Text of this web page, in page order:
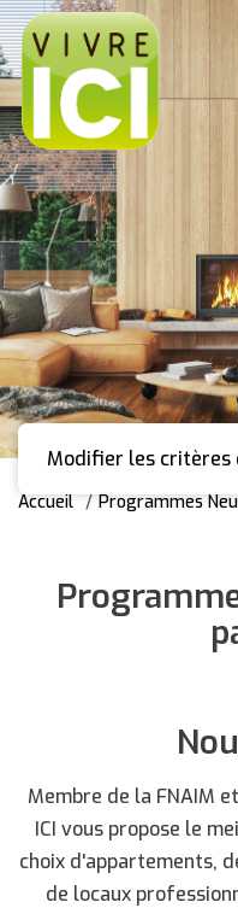
Modifier les critères
Accueil Programmes
Membre de la FNAIM
ICI vous propose le
choix d'appartements,
de locaux